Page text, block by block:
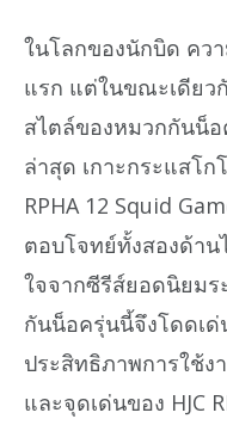
ในโลกของนักบิด คว
แรก แต่ในขณะเดียว
สไตล์ของหมวกกันน็
ล่าสุด เกาะกระแสโก
RPHA 12 Squid
ตอบโจทย์ทั้งสองด้าน
ใจจากซีรีส์ยอดนิยมร
กันน็อครุ่นนี้จึงโดดเ
ประสิทธิภาพการใช้ง
และจุดเด่นของ HJC